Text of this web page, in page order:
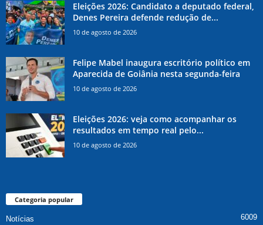
Eleições 2026: Candidato a deputado federal,
Denes Pereira defende redução de...
10 de agosto de 2026
Felipe Mabel inaugura escritório político em
Aparecida de Goiânia nesta segunda-feira
10 de agosto de 2026
Eleições 2026: veja como acompanhar os
resultados em tempo real pelo...
10 de agosto de 2026
Categoria popular
Notícias 6009